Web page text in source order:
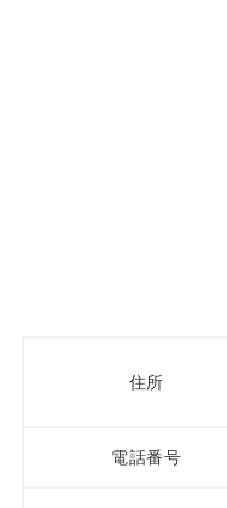
住所
電話番号